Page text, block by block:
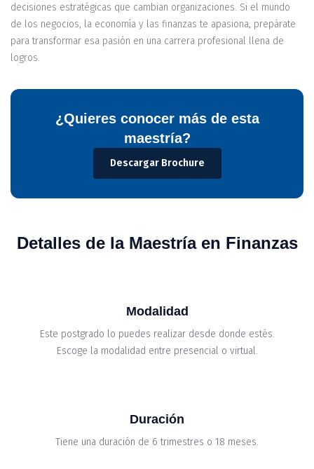
decisiones estratégicas que cambian organizaciones. Si el mundo
de los negocios, la economía y las finanzas te apasiona, prepárate
para transformar esa pasión en una carrera profesional llena de
logros.
¿Quieres conocer más de esta
maestría?
Descargar Brochure
Detalles de la Maestría en Finanzas
Modalidad
Este postgrado lo puedes realizar desde donde estés.
Escoge la modalidad entre presencial o virtual.
Duración
Tiene una duración de 6 trimestres o 18 meses.